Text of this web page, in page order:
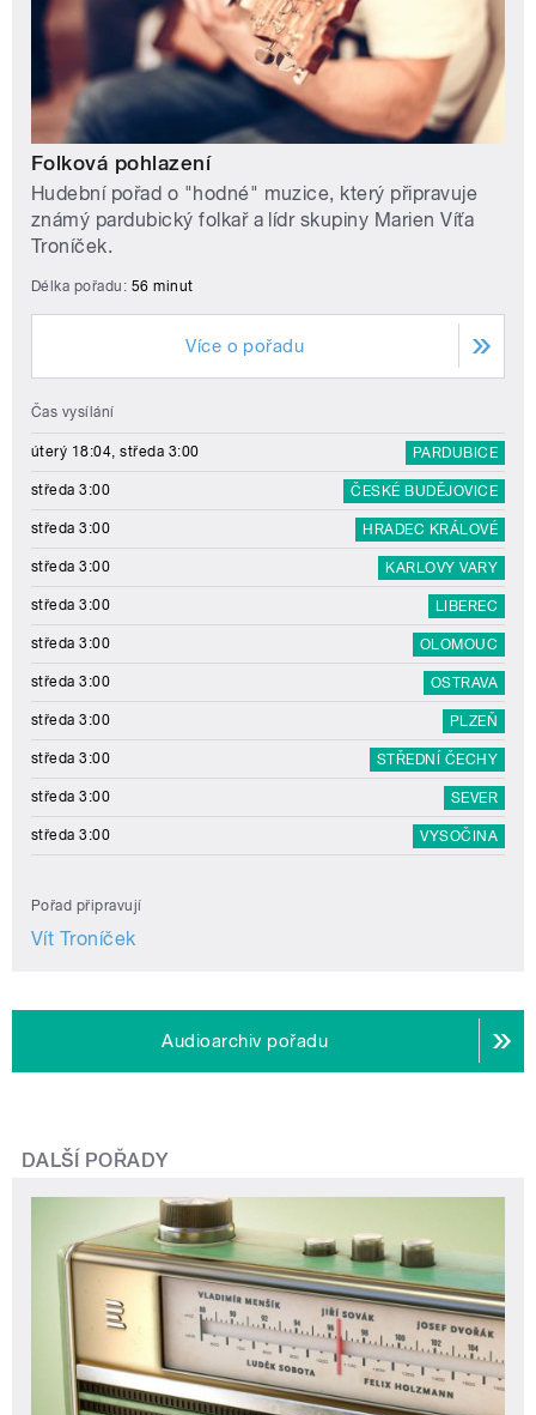
Folková pohlazení
Hudební pořad o "hodné" muzice, který připravuje
známý pardubický folkař a lídr skupiny Marien Víťa
Troníček.
Délka pořadu: 56 minut
Více o pořadu
Čas vysílání
úterý 18:04, středa 3:00 PARDUBICE
středa 3:00 ČESKÉ BUDĚJOVICE
středa 3:00 HRADEC KRÁLOVÉ
středa 3:00 KARLOVY VARY
středa 3:00 LIBEREC
středa 3:00 OLOMOUC
středa 3:00 OSTRAVA
středa 3:00 PLZEŇ
středa 3:00 STŘEDNÍ ČECHY
středa 3:00 SEVER
středa 3:00 VYSOČINA
Pořad připravují
Vít Troníček
Audioarchiv pořadu
DALŠÍ POŘADY